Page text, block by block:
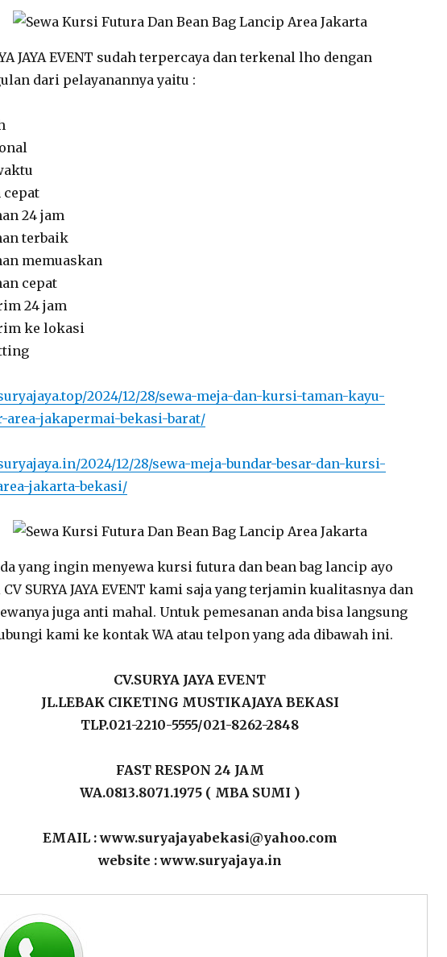
JAYA EVENT sudah terpercaya dan terkenal lho dengan
dari pelayanannya yaitu :
cepat
24 jam
terbaik
memuaskan
cepat
24 jam
ke lokasi
2024/12/28/sewa-meja-dan-kursi-taman-kayu-
area-jakapermai-bekasi-barat/
2024/12/28/sewa-meja-bundar-besar-dan-kursi-
jakarta-bekasi/
yang ingin menyewa kursi futura dan bean bag lancip ayo
SURYA JAYA EVENT kami saja yang terjamin kualitasnya dan
juga anti mahal. Untuk pemesanan anda bisa langsung
kami ke kontak WA atau telpon yang ada dibawah ini.
CV.SURYA JAYA EVENT
JL.LEBAK CIKETING MUSTIKAJAYA BEKASI
TLP.021-2210-5555/021-8262-2848
FAST RESPON 24 JAM
WA.0813.8071.1975 ( MBA SUMI )
EMAIL : www.suryajayabekasi@yahoo.com
website : www.suryajaya.in